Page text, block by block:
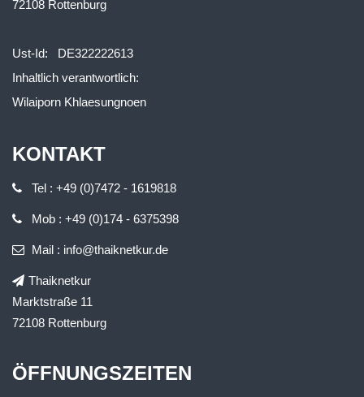
72108 Rottenburg
Ust-Id: DE322222613
Inhaltlich verantwortlich:
Wilaiporn Khlaesungnoen
KONTAKT
Tel : +49 (0)7472 - 1619818
Mob : +49 (0)174 - 6375398
Mail : info@thaiknetkur.de
Thaiknetkur
Marktstraße 11
72108 Rottenburg
ÖFFNUNGSZEITEN